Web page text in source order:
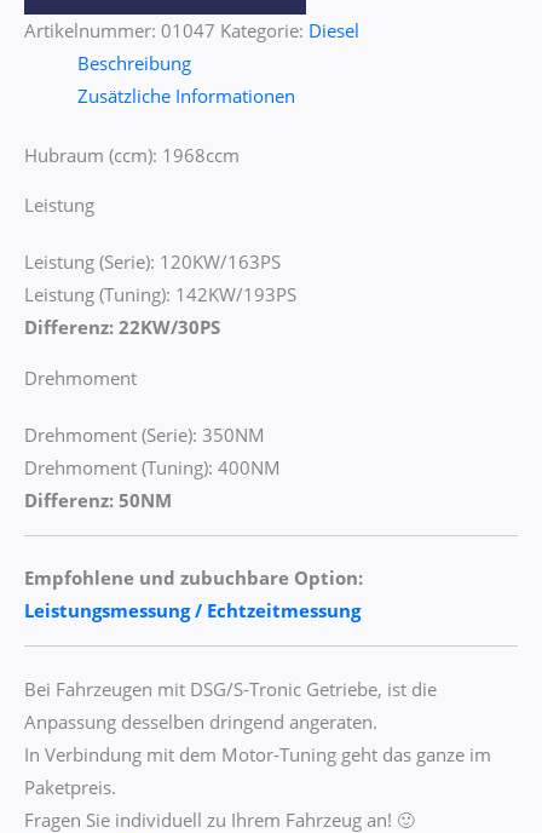
Artikelnummer: 01047 Kategorie: Diesel
Beschreibung
Zusätzliche Informationen
Hubraum (ccm): 1968ccm
Leistung
Leistung (Serie): 120KW/163PS
Leistung (Tuning): 142KW/193PS
Differenz: 22KW/30PS
Drehmoment
Drehmoment (Serie): 350NM
Drehmoment (Tuning): 400NM
Differenz: 50NM
Empfohlene und zubuchbare Option:
Leistungsmessung / Echtzeitmessung
Bei Fahrzeugen mit DSG/S-Tronic Getriebe, ist die
Anpassung desselben dringend angeraten.
In Verbindung mit dem Motor-Tuning geht das ganze im
Paketpreis.
Fragen Sie individuell zu Ihrem Fahrzeug an! 🙂